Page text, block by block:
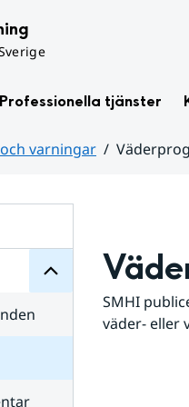
Professionella tjänster
varningar
för
SMHI
väder- eller